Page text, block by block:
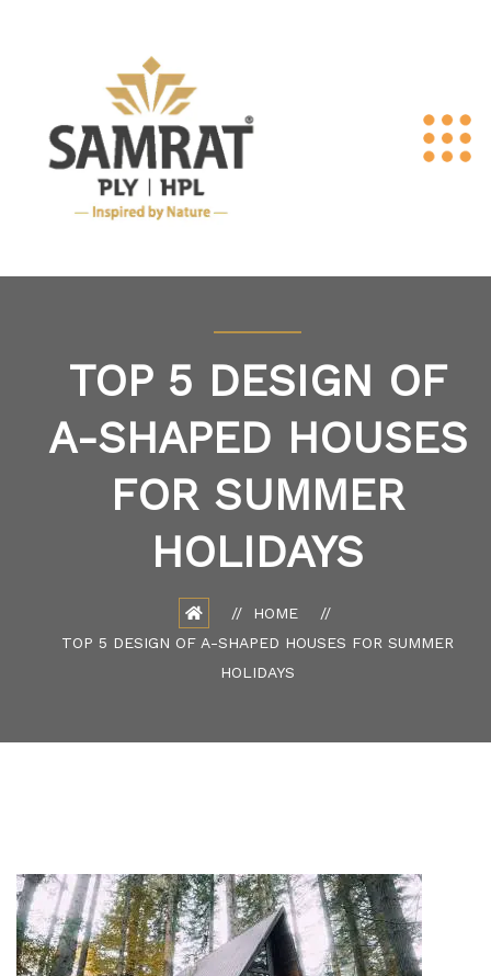
TOP 5 DESIGN OF
A-SHAPED HOUSES
FOR SUMMER
HOLIDAYS
HOME
TOP 5 DESIGN OF A-SHAPED HOUSES FOR SUMMER
HOLIDAYS